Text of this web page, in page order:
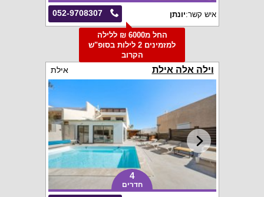
052-9708307 איש קשר:יונתן
החל מ6000 ₪ ללילה
למזמינים 2 לילות בסופ"ש
הקרוב
וילה אלה אילת אילת
4
חדרים